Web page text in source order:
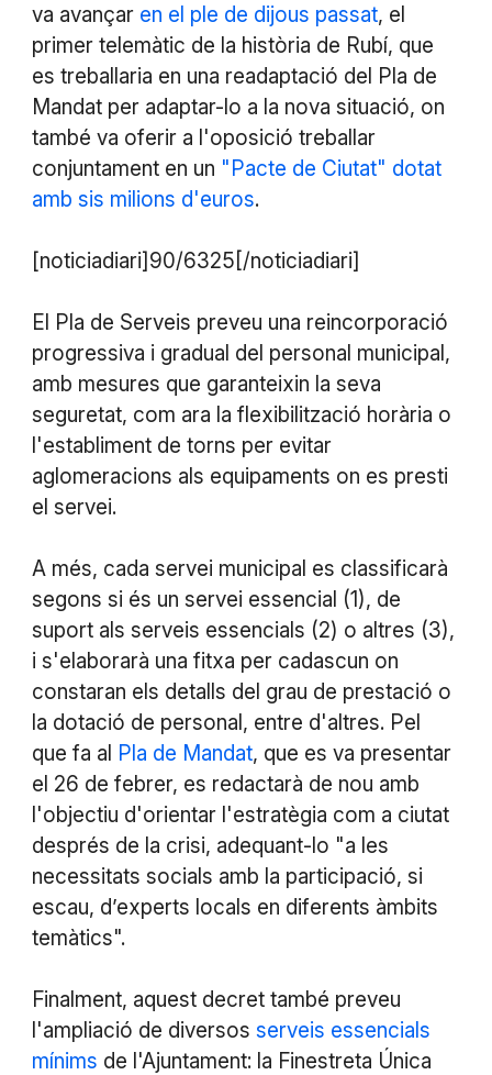
va avançar en el ple de dijous passat, el
primer telemàtic de la història de Rubí, que
es treballaria en una readaptació del Pla de
Mandat per adaptar-lo a la nova situació, on
també va oferir a l'oposició treballar
conjuntament en un "Pacte de Ciutat" dotat
amb sis milions d'euros.
[noticiadiari]90/6325[/noticiadiari]
El Pla de Serveis preveu una reincorporació
progressiva i gradual del personal municipal,
amb mesures que garanteixin la seva
seguretat, com ara la flexibilització horària o
l'establiment de torns per evitar
aglomeracions als equipaments on es presti
el servei.
A més, cada servei municipal es classificarà
segons si és un servei essencial (1), de
suport als serveis essencials (2) o altres (3),
i s'elaborarà una fitxa per cadascun on
constaran els detalls del grau de prestació o
la dotació de personal, entre d'altres. Pel
que fa al Pla de Mandat, que es va presentar
el 26 de febrer, es redactarà de nou amb
l'objectiu d'orientar l'estratègia com a ciutat
després de la crisi, adequant-lo "a les
necessitats socials amb la participació, si
escau, d’experts locals en diferents àmbits
temàtics".
Finalment, aquest decret també preveu
l'ampliació de diversos serveis essencials
mínims de l'Ajuntament: la Finestreta Única